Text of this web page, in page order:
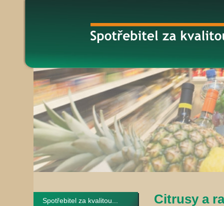
Spotřebitel za kvalitou... Citrusy a